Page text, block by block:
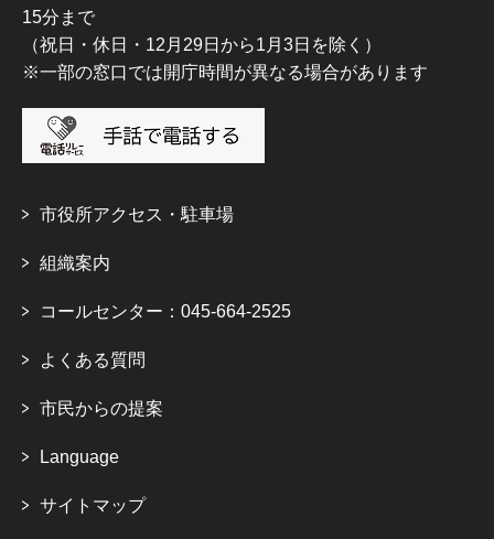
15分まで
（祝日・休日・12月29日から1月3日を除く）
※一部の窓口では開庁時間が異なる場合があります
市役所アクセス・駐車場
組織案内
コールセンター：045-664-2525
よくある質問
市民からの提案
Language
サイトマップ